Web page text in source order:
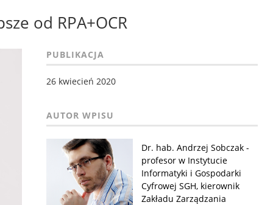
od RPA+OCR
PUBLIKACJA
26 kwiecień 2020
Dr. hab. Andrzej Sobczak -
profesor w Instytucie
Informatyki i Gospodarki
Cyfrowej SGH, kierownik
Zakładu Zarządzania